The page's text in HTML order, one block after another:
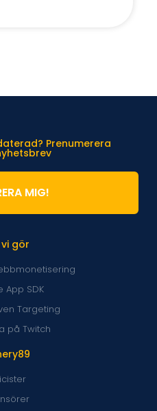
gör
App SDK
Targeting
på Twitch
Prenumerera
MIG!